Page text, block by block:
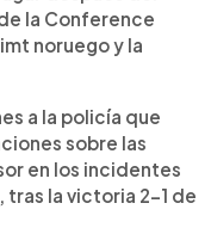
la Conference
noruego y la
a la policía que
sobre las
en los incidentes
la victoria 2-1 de